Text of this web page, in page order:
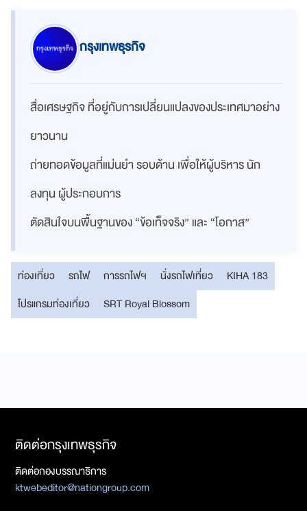
กรุงเทพธุรกิจ
สื่อเศรษฐกิจ ที่อยู่กับการเปลี่ยนแปลงของประเทศมาอย่าง
ยาวนาน
ถ่ายทอดข้อมูลที่แม่นยำ รอบด้าน เพื่อให้ผู้บริหาร นัก
ลงทุน ผู้ประกอบการ
ตัดสินใจบนพื้นฐานของ “ข้อเท็จจริง” และ “โอกาส”
ท่องเที่ยว รถไฟ การรถไฟฯ นั่งรถไฟเที่ยว
KIHA 183
โปรแกรมท่องเที่ยว
SRT Royal Blossom
ติดต่อกรุงเทพธุรกิจ
ติดต่อกองบรรณาธิการ
ktwebeditor@nationgroup.com